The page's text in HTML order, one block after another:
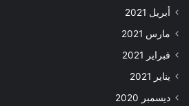
أبريل 2021
مارس 2021
فبراير 2021
يناير 2021
ديسمبر 2020